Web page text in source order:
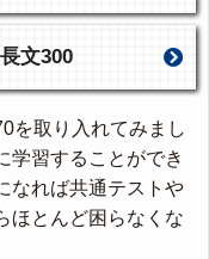
文300
を取り入れてみまし
学習することができ
なれば共通テストや
ほとんど困らなくな